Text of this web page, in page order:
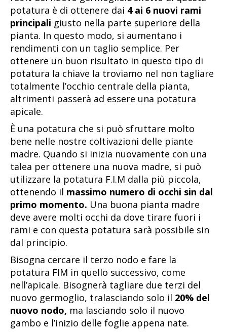
potatura è di ottenere dai 4 ai 6 nuovi rami
principali giusto nella parte superiore della
pianta. In questo modo, si aumentano i
rendimenti con un taglio semplice. Per
ottenere un buon risultato in questo tipo di
potatura la chiave la troviamo nel non tagliare
totalmente l’occhio centrale della pianta,
altrimenti passerà ad essere una potatura
apicale.
È una potatura che si può sfruttare molto
bene nelle nostre coltivazioni delle piante
madre. Quando si inizia nuovamente con una
talea per ottenere una nuova madre, si può
utilizzare la potatura F.I.M dalla più piccola,
ottenendo il massimo numero di occhi sin dal
primo momento. Una buona pianta madre
deve avere molti occhi da dove tirare fuori i
rami e con questa potatura sarà possibile sin
dal principio.
Bisogna cercare il terzo nodo e fare la
potatura FIM in quello successivo, come
nell’apicale. Bisognerà tagliare due terzi del
nuovo germoglio, tralasciando solo il 20% del
nuovo nodo, ma lasciando solo il nuovo
gambo e l’inizio delle foglie appena nate.